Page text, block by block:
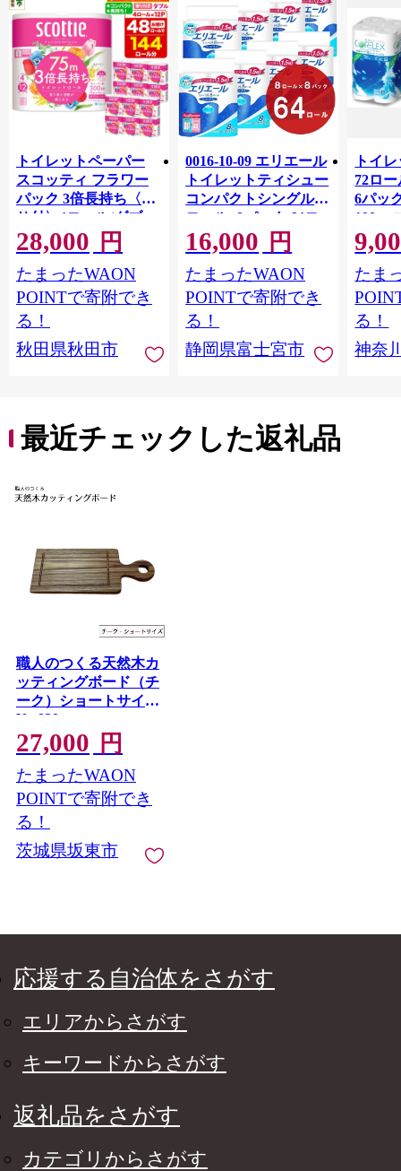
トイレットペーパー
スコッティ フラワー
パック 3倍長持ち〈香
り付〉4ロール(ダブ
ル)×12パック 日用品
最短翌日発送 [スコッ
ティ フラワーパック
トイレットペーパー
日本製紙クレシア] 秋
田県秋田市
28,000 円
たまったWAON
POINTで寄附でき
る！
秋田県秋田市
0016-10-09 エリエール
トイレットティシュー
コンパクトシングル 8
ロール×8パック 64ロ
ール 1.5倍巻 82.5m
トイレットペーパー
シングル パルプ100％
香りつき 日用品 消耗
品 備蓄
16,000 円
たまったWAON
POINTで寄附でき
る！
静岡県富士宮市
トイ
72ロ
6パッ
100m
FSCリ
長巻タ
100％
防災
ペー
川県
トペー
たま
る！
神奈
最近チェックした返礼品
職人のつくる天然木カ
ッティングボード（チ
ーク）ショートサイズ
No.829
27,000 円
たまったWAON
POINTで寄附でき
る！
茨城県坂東市
応援する自治体をさがす
エリアからさがす
キーワードからさがす
返礼品をさがす
カテゴリからさがす